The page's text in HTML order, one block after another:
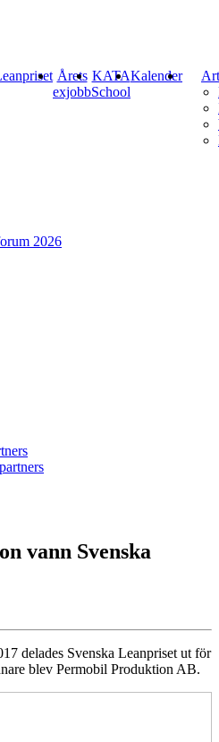
Årets
exjobb
KATA
School
Kalender
2026
vann Svenska
delades Svenska Leanpriset ut för
blev Permobil Produktion AB.